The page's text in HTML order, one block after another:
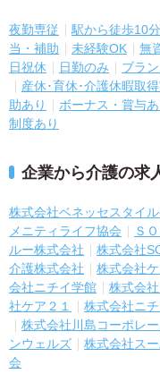
夜勤専従 駅から徒歩10
当・補助
未経験OK 無
日祝休
日勤のみ ブラ
産休･育休･介護休暇取
助あり
ボーナス・賞与あ
制度あり
企業から介護の求
株式会社ベネッセスタイ
メニティライフ協会
Ｓ
ルー株式会社
株式会社
介護株式会社
株式会社
会社ニチイ学館
株式会
社ケア２１
株式会社ニ
株式会社川島コーポレ
ンウェルズ
株式会社ス
会